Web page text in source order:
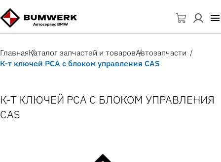
ГлавнаяКаталог запчастей и товаровАвтозапчасти
К-т ключей PCA с блоком управления CAS
К-Т КЛЮЧЕЙ PCA С БЛОКОМ УПРАВЛЕНИЯ
CAS